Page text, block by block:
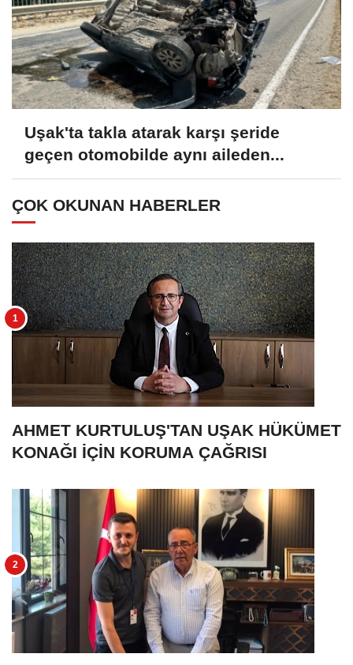
Uşak'ta takla atarak karşı şeride
geçen otomobilde aynı aileden...
ÇOK OKUNAN HABERLER
AHMET KURTULUŞ'TAN UŞAK HÜKÜMET
KONAĞI İÇİN KORUMA ÇAĞRISI